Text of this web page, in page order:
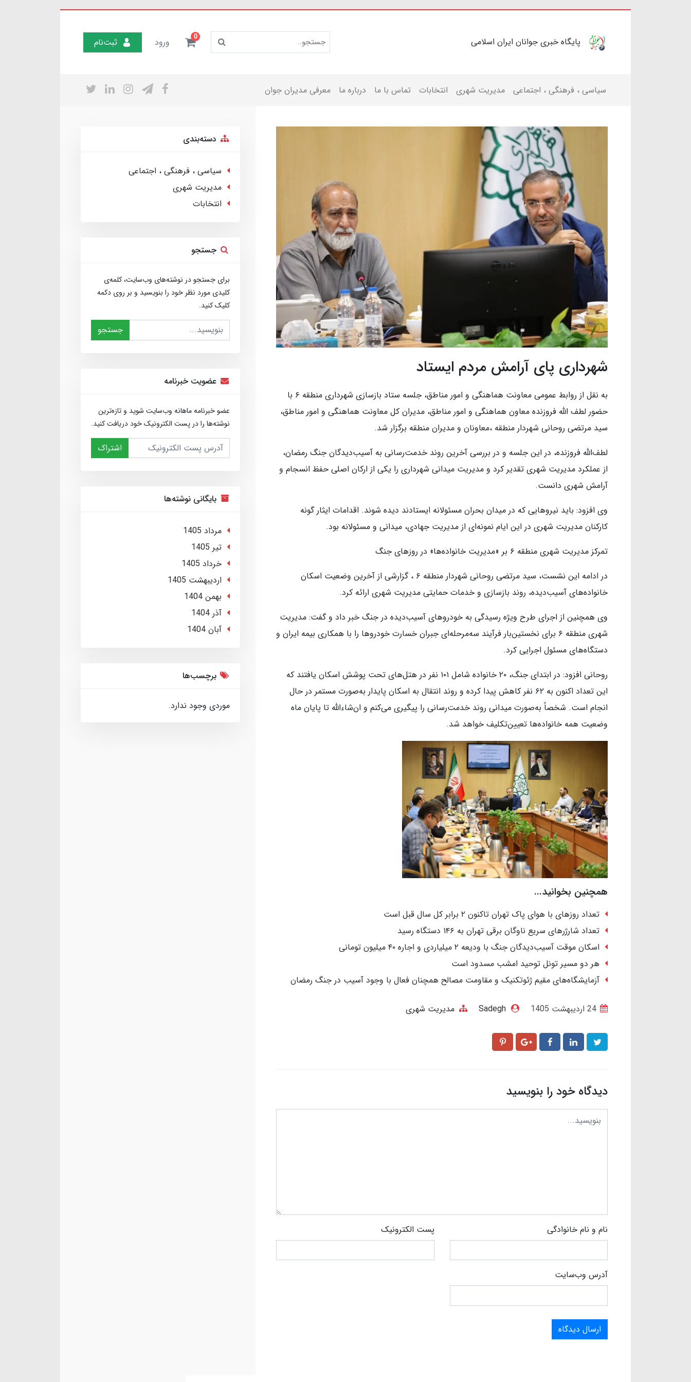
پایگاه خبری جوانان ایران اسلامی 0 ورود ثبت‌نام
سیاسی ، فرهنگی ، اجتماعی مدیریت شهری انتخابات تماس با ما درباره ما معرفی مدیران جوان
شهرداری پای آرامش مردم ایستاد
به نقل از روابط عمومی معاونت هماهنگی و امور مناطق، جلسه ستاد بازسازی شهرداری منطقه ۶ با
حضور لطف الله فروزنده معاون هماهنگی و امور مناطق، مدیران کل معاونت هماهنگی و امور مناطق،
سید مرتضی روحانی شهردار منطقه ،معاونان و مدیران منطقه برگزار شد.
لطف‌الله فروزنده، در این جلسه و در بررسی آخرین روند خدمت‌رسانی به آسیب‌دیدگان جنگ رمضان،
از عملکرد مدیریت شهری تقدیر کرد و مدیریت میدانی شهرداری را یکی از ارکان اصلی حفظ انسجام و
آرامش شهری دانست.
وی افزود: باید نیروهایی که در میدان بحران مسئولانه ایستادند دیده شوند. اقدامات ایثار گونه
کارکنان مدیریت شهری در این ایام نمونه‌ای از مدیریت جهادی، میدانی و مسئولانه بود.
تمرکز مدیریت شهری منطقه ۶ بر «مدیریت خانواده‌ها» در روزهای جنگ
در ادامه این نشست، سید مرتضی روحانی شهردار منطقه ۶ ، گزارشی از آخرین وضعیت اسکان
خانواده‌های آسیب‌دیده، روند بازسازی و خدمات حمایتی مدیریت شهری ارائه کرد.
وی همچنین از اجرای طرح ویژه رسیدگی به خودروهای آسیب‌دیده در جنگ خبر داد و گفت: مدیریت
شهری منطقه ۶ برای نخستین‌بار فرآیند سه‌مرحله‌ای جبران خسارت خودروها را با همکاری بیمه ایران و
دستگاه‌های مسئول اجرایی کرد.
روحانی افزود: در ابتدای جنگ، ۲۰ خانواده شامل ۱۰۱ نفر در هتل‌های تحت پوشش اسکان یافتند که
این تعداد اکنون به ۶۲ نفر کاهش پیدا کرده و روند انتقال به اسکان پایدار به‌صورت مستمر در حال
انجام است. شخصاً به‌صورت میدانی روند خدمت‌رسانی را پیگیری می‌کنم و ان‌شاءالله تا پایان ماه
وضعیت همه خانواده‌ها تعیین‌تکلیف خواهد شد.
همچنین بخوانید...
تعداد روزهای با هوای پاک تهران تاکنون ۲ برابر کل سال قبل است
تعداد شارژرهای سریع ناوگان برقی تهران به ۱۴۶ دستگاه رسید
اسکان موقت آسیب‌دیدگان جنگ با ودیعه ۲ میلیاردی و اجاره ۴۰ میلیون تومانی
هر دو مسیر تونل توحید امشب مسدود است
آزمایشگاه‌های مقیم ژئوتکنیک و مقاومت مصالح همچنان فعال با وجود آسیب در جنگ رمضان
Sadegh مدیریت شهری
دیدگاه خود را بنویسید
نام و نام خانوادگی پست الکترونیک
آدرس وب‌سایت
ارسال دیدگاه
دسته‌بندی
سیاسی ، فرهنگی ، اجتماعی
مدیریت شهری
انتخابات
جستجو
برای جستجو در نوشته‌های وب‌سایت، کلمه‌ی
کلیدی مورد نظر خود را بنویسید و بر روی دکمه
کلیک کنید.
جستجو
عضویت خبرنامه
عضو خبرنامه ماهانه وب‌سایت شوید و تازه‌ترین
نوشته‌ها را در پست الکترونیک خود دریافت کنید.
اشتراک
بایگانی نوشته‌ها
مرداد 1405
تير 1405
خرداد 1405
ارديبهشت 1405
بهمن 1404
آذر 1404
آبان 1404
برچسب‌ها
موردی وجود ندارد.